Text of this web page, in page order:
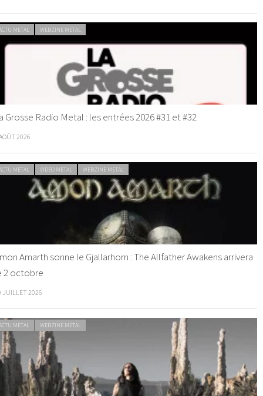
METAL WEBZINE METAL
Grosse Radio Metal : les entrées 2026 #31 et #32
2026
METAL VIDEO METAL WEBZINE METAL
Amarth sonne le Gjallarhorn : The Allfather Awakens arrivera
2 octobre
JUILLET 2026
METAL WEBZINE METAL